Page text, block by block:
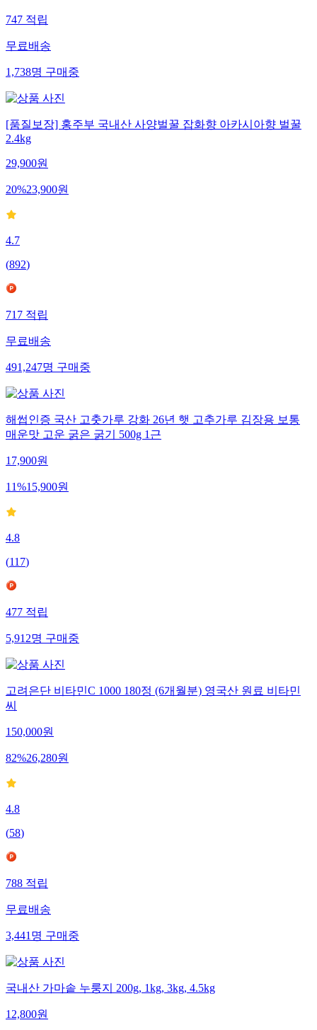
747적립
무료배송
1,738명구매중
[품질보장] 홍주부 국내산 사양벌꿀 잡화향 아카시아향 벌꿀
2.4kg
29,900원
20%23,900원
4.7
(892)
717적립
무료배송
491,247명구매중
해썹인증 국산 고춧가루 강화 26년 햇 고추가루 김장용 보통
매운맛 고운 굵은 굵기 500g 1근
17,900원
11%15,900원
4.8
(117)
477적립
5,912명구매중
고려은단 비타민C 1000 180정 (6개월분) 영국산 원료 비타민
씨
150,000원
82%26,280원
4.8
(58)
788적립
무료배송
3,441명구매중
국내산 가마솥 누룽지 200g, 1kg, 3kg, 4.5kg
12,800원